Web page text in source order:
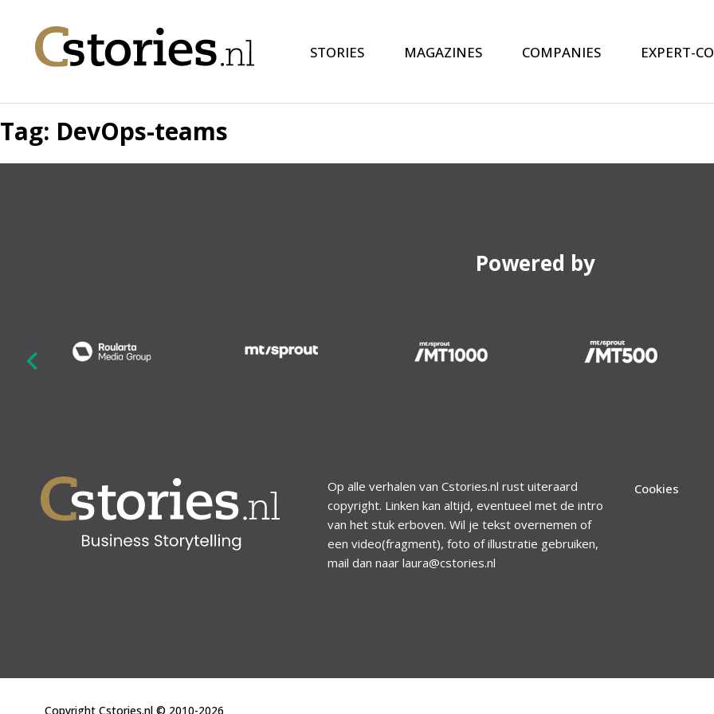
STORIES MAGAZINES COMPANIES EXPERT-
Tag: DevOps-teams
Powered by
Op alle verhalen van Cstories.nl rust uiteraard
copyright. Linken kan altijd, eventueel met de intro
van het stuk erboven. Wil je tekst overnemen of
een video(fragment), foto of illustratie gebruiken,
mail dan naar laura@cstories.nl
Cookies
Copyright Cstories.nl © 2010-2026